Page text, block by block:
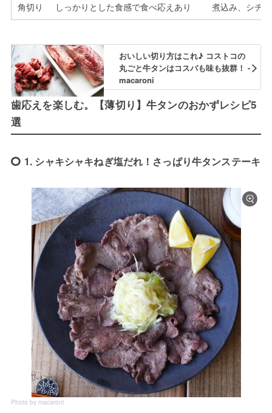
角切り しっかりとした食感で食べ応えあり 煮込み、シチ
おいしい切り方はこれ♪ コストコの
丸ごと牛タンはコスパも味も抜群！ -
macaroni
歯応えを楽しむ。【薄切り】牛タンのおかずレシピ5
選
1. シャキシャキねぎ塩だれ！さっぱり牛タンステーキ
Photo by macaroni